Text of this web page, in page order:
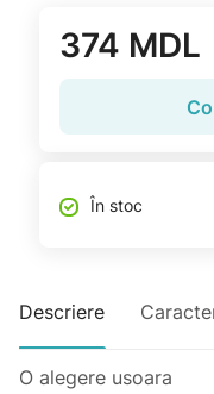
374 MDL
În stoc
Descriere
O alegere usoara